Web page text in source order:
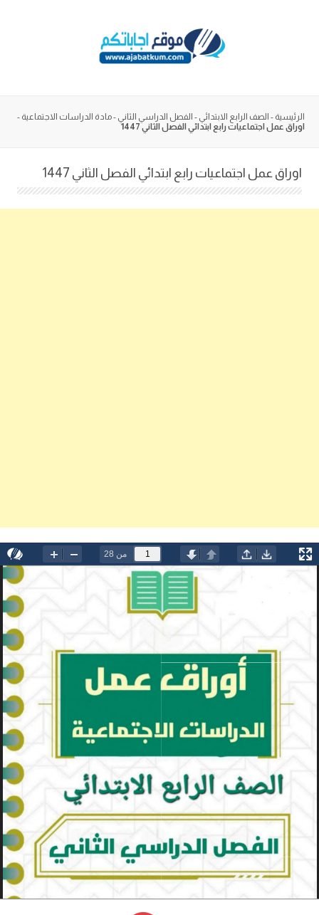
الرئيسية - الصف الرابع الابتدائي - الفصل الدراسي الثاني -مادة الدراسات الاجتماعية -
اوراق عمل اجتماعيات رابع ابتدائي الفصل الثاني 1447
اوراق عمل اجتماعيات رابع ابتدائي الفصل الثاني 1447